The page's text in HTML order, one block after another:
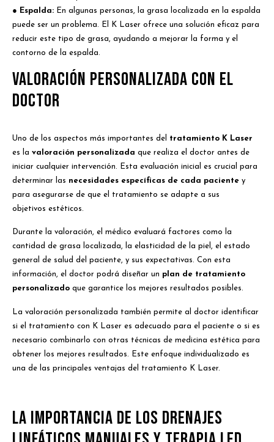
● Espalda: En algunas personas, la grasa localizada en la espalda
puede ser un problema. El K Laser ofrece una solución eficaz para
reducir este tipo de grasa, ayudando a mejorar la forma y el
contorno de la espalda.
Valoración Personalizada con el
Doctor
Uno de los aspectos más importantes del
tratamiento K Laser
es la valoración personalizada que realiza el doctor antes de
iniciar cualquier intervención. Esta evaluación inicial es crucial para
determinar las necesidades específicas de cada paciente y
para asegurarse de que el tratamiento se adapte a sus
objetivos estéticos.
Durante la valoración, el médico evaluará factores como la
cantidad de grasa localizada, la elasticidad de la piel, el estado
general de salud del paciente, y sus expectativas. Con esta
información, el doctor podrá diseñar un plan de tratamiento
personalizado que garantice los mejores resultados posibles.
La valoración personalizada también permite al doctor identificar
si el tratamiento con K Laser es adecuado para el paciente o si es
necesario combinarlo con otras técnicas de medicina estética para
obtener los mejores resultados. Este enfoque individualizado es
una de las principales ventajas del tratamiento K Laser.
La Importancia de los Drenajes